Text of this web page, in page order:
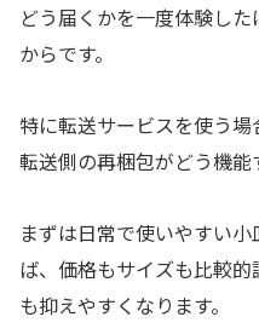
どう届くかを一度体験し
からです。
特に転送サービスを使う
転送側の再梱包がどう機能
まずは日常で使いやすい
ば、価格もサイズも比較
も抑えやすくなります。